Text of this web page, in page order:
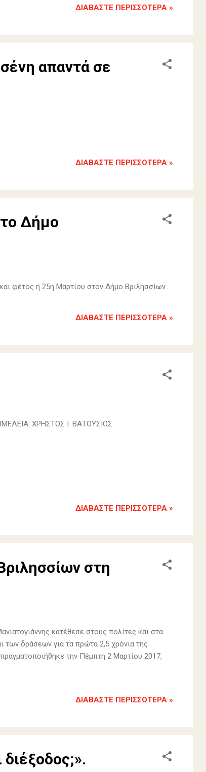
ΔΙΑΒΆΣΤΕ ΠΕΡΙΣΣΌΤΕΡΑ »
απαντά σε
ΔΙΑΒΆΣΤΕ ΠΕΡΙΣΣΌΤΕΡΑ »
Δήμο
φέτος η 25η Μαρτίου στον Δήμο Βριλησσίων.
ΔΙΑΒΆΣΤΕ ΠΕΡΙΣΣΌΤΕΡΑ »
ΧΡΗΣΤΟΣ Ι. ΒΑΤΟΥΣΙΟΣ
ΔΙΑΒΆΣΤΕ ΠΕΡΙΣΣΌΤΕΡΑ »
στη
κατέθεσε στους πολίτες και στα
των δράσεων για τα πρώτα 2,5 χρόνια της
την Πέμπτη 2 Μαρτίου 2017,
ΔΙΑΒΆΣΤΕ ΠΕΡΙΣΣΌΤΕΡΑ »
διέξοδος;».